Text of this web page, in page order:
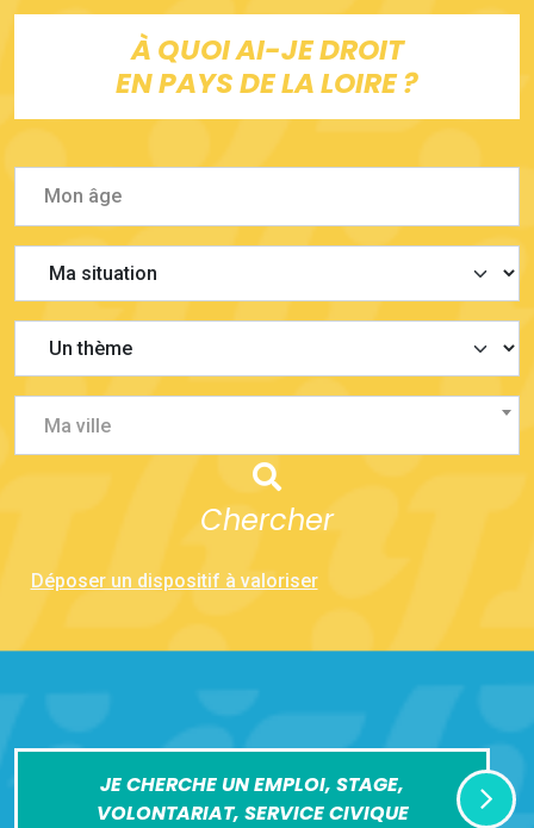
À QUOI AI-JE DROIT
EN PAYS DE LA LOIRE ?
Ma ville
Chercher
Déposer un dispositif à valoriser
JE CHERCHE UN EMPLOI, STAGE,
VOLONTARIAT, SERVICE CIVIQUE